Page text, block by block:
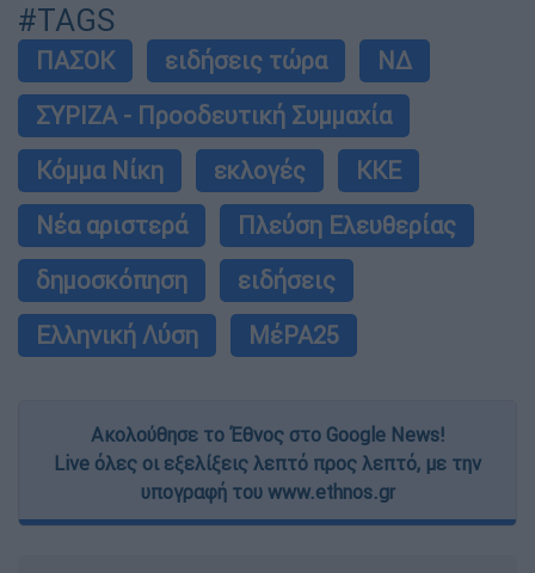
#TAGS
ΠΑΣΟΚ ειδήσεις τώρα
ΝΔ
ΣΥΡΙΖΑ - Προοδευτική Συμμαχία
Κόμμα Νίκη
εκλογές
ΚΚΕ
Νέα αριστερά
Πλεύση Ελευθερίας
δημοσκόπηση
ειδήσεις
Ελληνική Λύση
ΜέΡΑ25
Ακολούθησε το Έθνος στο Google News!
Live όλες οι εξελίξεις λεπτό προς λεπτό, με την
υπογραφή του www.ethnos.gr